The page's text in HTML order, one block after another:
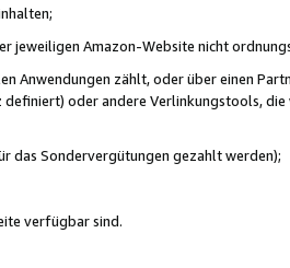
jeweiligen Amazon-Website nicht
Anwendungen zählt, oder über einen
definiert) oder andere Verlinkungstools,
das Sondervergütungen gezahlt werden);
verfügbar sind.